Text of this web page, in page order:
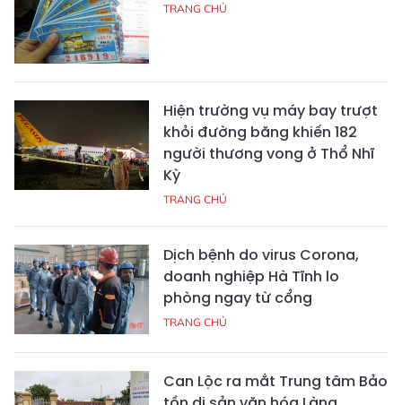
TRANG CHỦ
Hiện trường vụ máy bay trượt
khỏi đường băng khiến 182
người thương vong ở Thổ Nhĩ
Kỳ
TRANG CHỦ
Dịch bệnh do virus Corona,
doanh nghiệp Hà Tĩnh lo
phòng ngay từ cổng
TRANG CHỦ
Can Lộc ra mắt Trung tâm Bảo